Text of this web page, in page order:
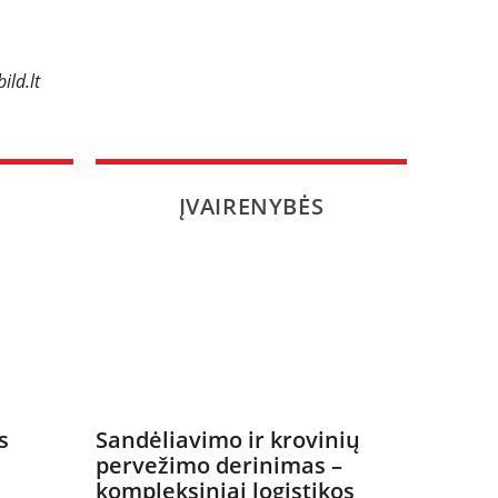
ĮVAIRENYBĖS
Sandėliavimo ir krovinių
pervežimo derinimas –
kompleksiniai logistikos